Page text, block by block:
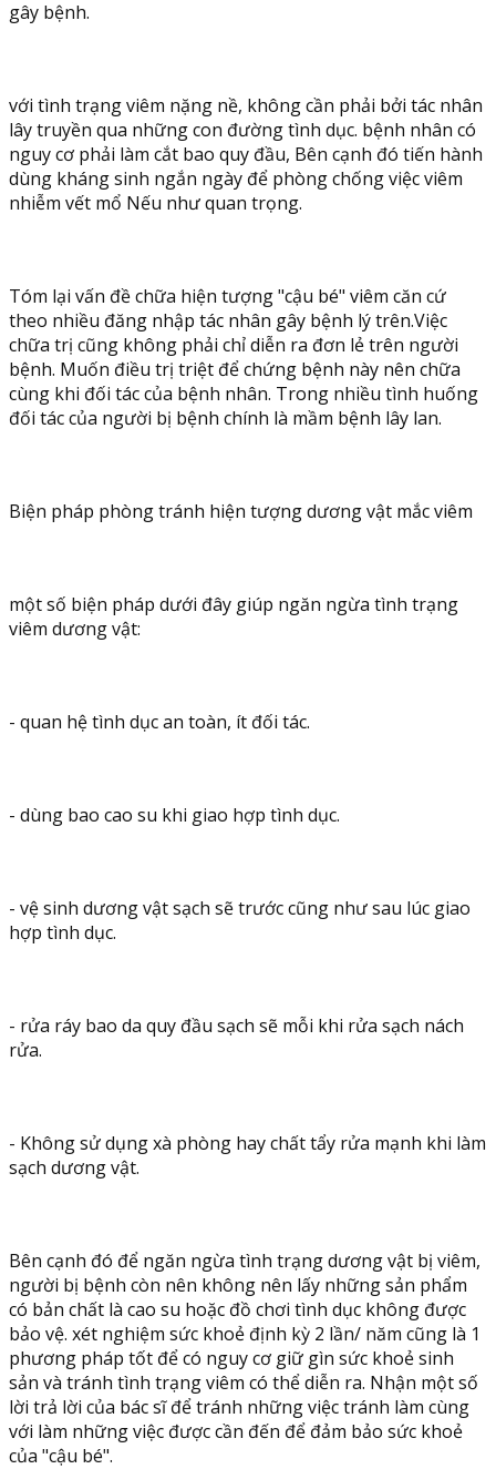
gây bệnh.
với tình trạng viêm nặng nề, không cần phải bởi tác nhân
lây truyền qua những con đường tình dục. bệnh nhân có
nguy cơ phải làm cắt bao quy đầu, Bên cạnh đó tiến hành
dùng kháng sinh ngắn ngày để phòng chống việc viêm
nhiễm vết mổ Nếu như quan trọng.
Tóm lại vấn đề chữa hiện tượng "cậu bé" viêm căn cứ
theo nhiều đăng nhập tác nhân gây bệnh lý trên.Việc
chữa trị cũng không phải chỉ diễn ra đơn lẻ trên người
bệnh. Muốn điều trị triệt để chứng bệnh này nên chữa
cùng khi đối tác của bệnh nhân. Trong nhiều tình huống
đối tác của người bị bệnh chính là mầm bệnh lây lan.
Biện pháp phòng tránh hiện tượng dương vật mắc viêm
một số biện pháp dưới đây giúp ngăn ngừa tình trạng
viêm dương vật:
- quan hệ tình dục an toàn, ít đối tác.
- dùng bao cao su khi giao hợp tình dục.
- vệ sinh dương vật sạch sẽ trước cũng như sau lúc giao
hợp tình dục.
- rửa ráy bao da quy đầu sạch sẽ mỗi khi rửa sạch nách
rửa.
- Không sử dụng xà phòng hay chất tẩy rửa mạnh khi làm
sạch dương vật.
Bên cạnh đó để ngăn ngừa tình trạng dương vật bị viêm,
người bị bệnh còn nên không nên lấy những sản phẩm
có bản chất là cao su hoặc đồ chơi tình dục không được
bảo vệ. xét nghiệm sức khoẻ định kỳ 2 lần/ năm cũng là 1
phương pháp tốt để có nguy cơ giữ gìn sức khoẻ sinh
sản và tránh tình trạng viêm có thể diễn ra. Nhận một số
lời trả lời của bác sĩ để tránh những việc tránh làm cùng
với làm những việc được cần đến để đảm bảo sức khoẻ
của "cậu bé".